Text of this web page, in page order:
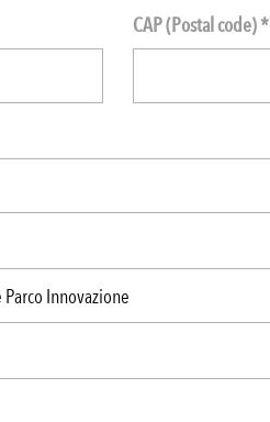
CAP (Postal code) *